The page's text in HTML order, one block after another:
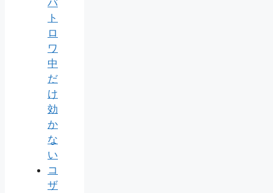
ト
ロ
ワ
中
だ
け
効
か
な
い
コ
ザ